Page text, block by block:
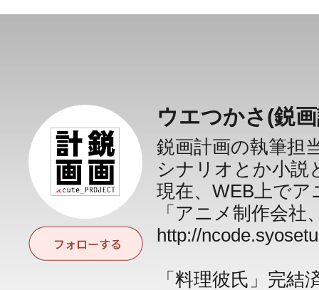
ウエつかさ(鋭
鋭画計画の執筆担
シナリオとか小説
現在、WEB上で
「アニメ制作会社
http://
「料理彼氏」完結